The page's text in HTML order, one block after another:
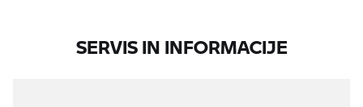
SERVIS IN INFORMACIJE